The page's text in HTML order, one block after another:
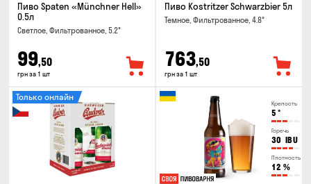
Пиво Spaten «Münchner Hell»
0.5л
Светлое, Фильтрованное, 5.2°
99,50
грн за 1 шт
Пиво Kostritzer Schwarzbier 5л
Темное, Фильтрованное, 4.8°
763,50
грн за 1 шт
Только онлайн
Крепость
5 °
Горечь
30 IBU
Плотность
12 %